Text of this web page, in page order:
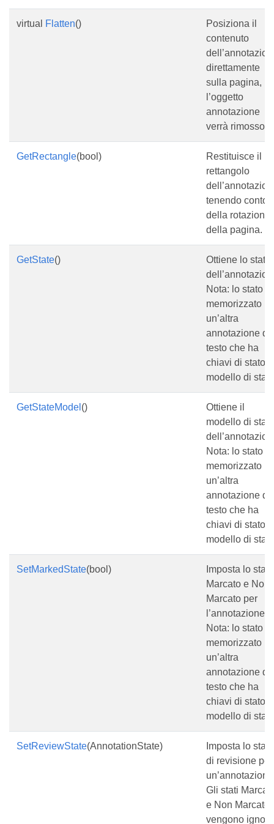
virtual Flatten()
Posiziona il
contenuto
direttamente
sulla pagina,
l’oggetto
annotazione
verrà rimosso.
GetRectangle(bool)
Restituisce il
rettangolo
tenendo conto
della rotazione
della pagina.
GetState()
Ottiene lo stato
Nota: lo stato è
memorizzato in
un’altra
annotazione di
testo che ha
chiavi di stato e
modello di
GetStateModel ()
Ottiene il
modello di stato
Nota: lo stato è
memorizzato in
un’altra
annotazione di
testo che ha
chiavi di stato e
modello di
SetMarkedState(bool)
Imposta lo stato
Marcato e Non
Marcato per
l’annotazione.
Nota: lo stato è
memorizzato in
un’altra
annotazione di
testo che ha
chiavi di stato e
modello di
SetReviewState(AnnotationState)
Imposta lo stato
di revisione per
Gli stati
e Non Marcato
vengono